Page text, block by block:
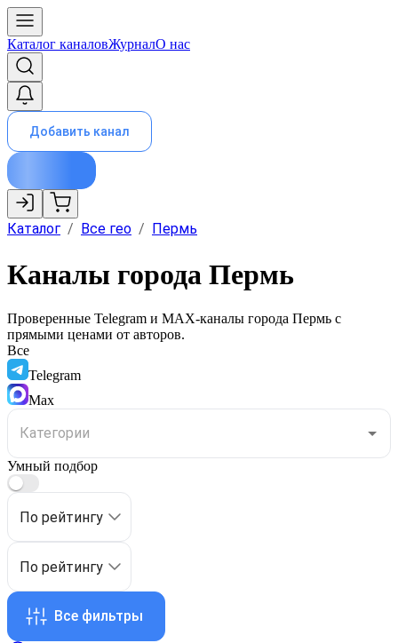
Каталог каналовЖурналО нас
Добавить канал
Каталог / Все гео / Пермь
Каналы города Пермь
Проверенные Telegram и MAX-каналы города Пермь с
прямыми ценами от авторов.
Все
Telegram
Max
Умный подбор
По рейтингу
По рейтингу
Все фильтры